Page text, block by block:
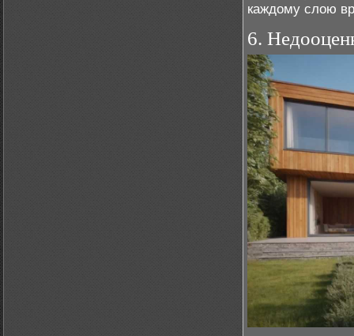
каждому слою
6.